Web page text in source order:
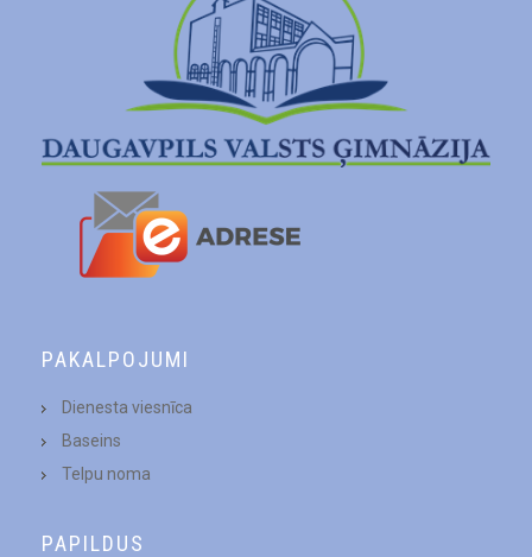
PAKALPOJUMI
Dienesta viesnīca
Baseins
Telpu noma
PAPILDUS